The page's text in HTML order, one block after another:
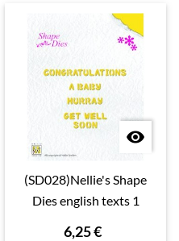

(SD028)Nellie's Shape
Dies english texts 1
6,25 €